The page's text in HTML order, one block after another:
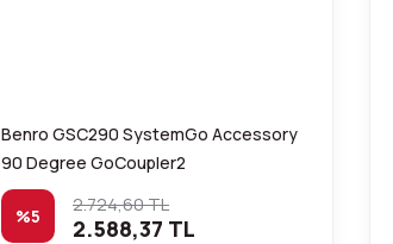
Benro GSC290 SystemGo Accessory
90 Degree GoCoupler2
%5 2.724,60 TL
2.588,37 TL